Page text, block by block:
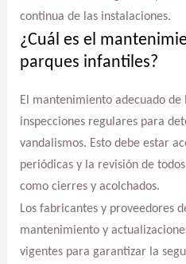
continua de las instalaciones.
¿Cuál es el
parques infantiles?
El mantenimiento adecuado
inspecciones regulares para
vandalismos. Esto debe estar
periódicas y la revisión de
como cierres y acolchados.
Los fabricantes y proveedores
mantenimiento y
vigentes para garantizar la